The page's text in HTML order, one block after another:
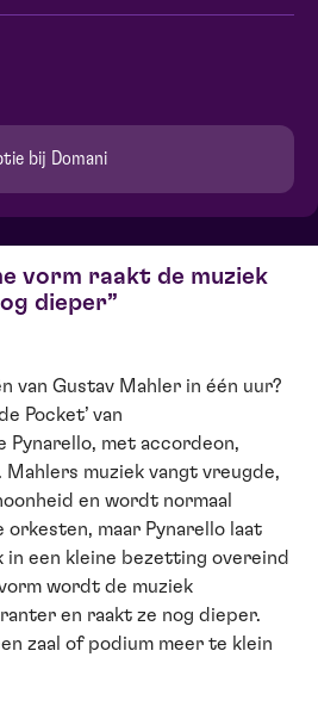
bij Domani
vorm raakt de muziek
dieper
van Gustav Mahler in één uur?
Pocket’ van
Pynarello, met accordeon,
Mahlers muziek vangt vreugde,
en wordt normaal
maar Pynarello laat
in een kleine bezetting overeind
wordt de muziek
en raakt ze nog dieper.
zaal of podium meer te klein